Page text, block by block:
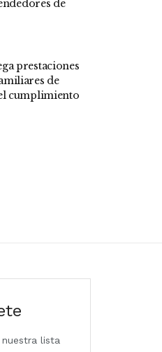
de
prestaciones
de
cumplimiento
nuestra lista